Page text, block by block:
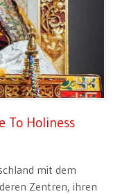
To Holiness
mit dem
Zentren, ihren